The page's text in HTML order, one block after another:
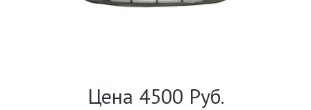
Цена 4500 Руб.